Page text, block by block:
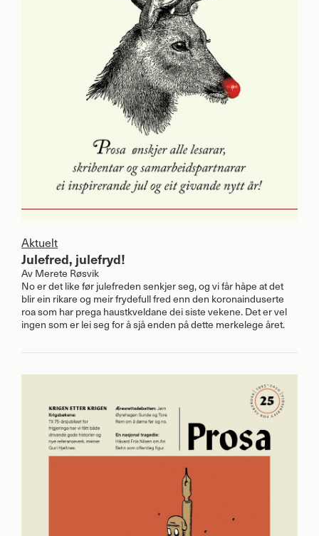
Aktuelt
Julefred, julefryd!
Av Merete Røsvik
No er det like før julefreden senkjer seg, og vi får håpe at det
blir ein rikare og meir frydefull fred enn den koronainduserte
roa som har prega haustkveldane dei siste vekene. Det er vel
ingen som er lei seg for å sjå enden på dette merkelege året.